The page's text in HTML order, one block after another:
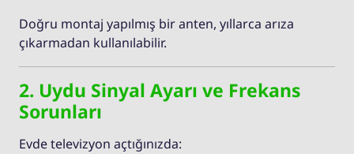
Doğru montaj yapılmış bir anten, yıllarca arıza
çıkarmadan kullanılabilir.
2. Uydu Sinyal Ayarı ve Frekans
Sorunları
Evde televizyon açtığınızda: